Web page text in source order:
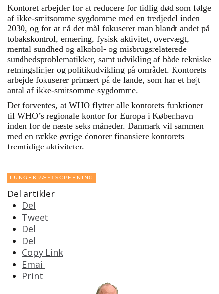
Kontoret arbejder for at reducere for tidlig død som følge
af ikke-smitsomme sygdomme med en tredjedel inden
2030, og for at nå det mål fokuserer man blandt andet på
tobakskontrol, ernæring, fysisk aktivitet, overvægt,
mental sundhed og alkohol- og misbrugsrelaterede
sundhedsproblematikker, samt udvikling af både tekniske
retningslinjer og politikudvikling på området. Kontorets
arbejde fokuserer primært på de lande, som har et højt
antal af ikke-smitsomme sygdomme.
Det forventes, at WHO flytter alle kontorets funktioner
til WHO’s regionale kontor for Europa i København
inden for de næste seks måneder. Danmark vil sammen
med en række øvrige donorer finansiere kontorets
fremtidige aktiviteter.
LUNGEKRÆFTSCREENING
Del artikler
Del
Tweet
Del
Del
Copy Link
Email
Print